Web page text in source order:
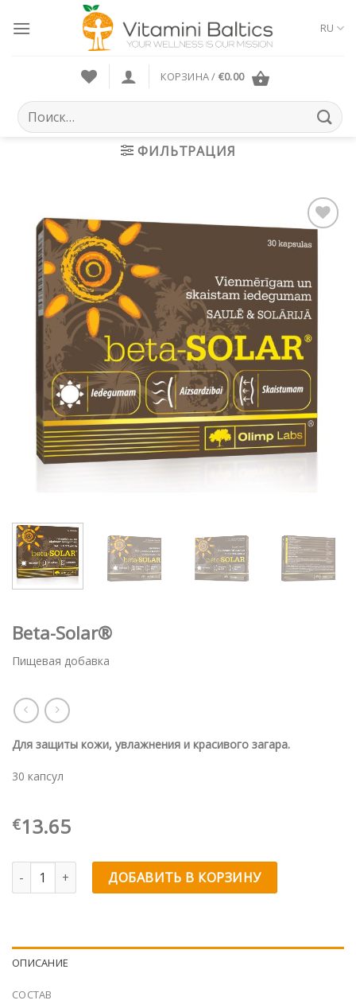
RU
КОРЗИНА / €0.00
Искать:
ФИЛЬТРАЦИЯ
Beta-Solar®
Пищевая добавка
Для защиты кожи, увлажнения и красивого загара.
30 капсул
€13.65
Количество товара Beta-Solar®
ДОБАВИТЬ В КОРЗИНУ
ОПИСАНИЕ
СОСТАВ